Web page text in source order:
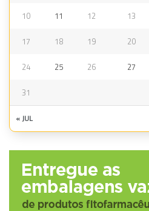
10 11 12 13
17 18 19 20
24 25 26 27
31
« JUL